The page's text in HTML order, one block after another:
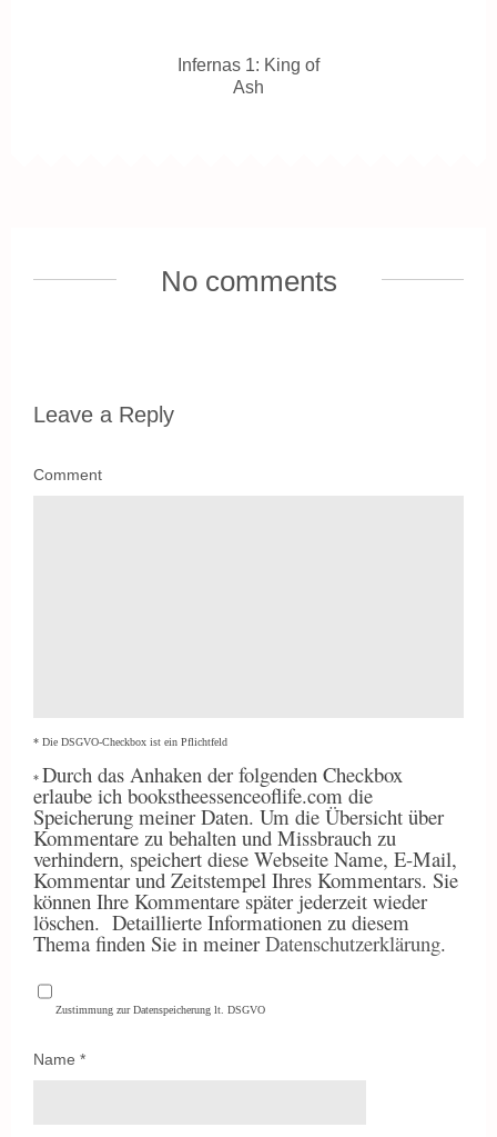
Infernas 1: King of
Ash
No comments
Leave a Reply
Comment
* Die DSGVO-Checkbox ist ein Pflichtfeld
* Durch das Anhaken der folgenden Checkbox
erlaube ich bookstheessenceoflife.com die
Speicherung meiner Daten. Um die Übersicht über
Kommentare zu behalten und Missbrauch zu
verhindern, speichert diese Webseite Name, E-Mail,
Kommentar und Zeitstempel Ihres Kommentars. Sie
können Ihre Kommentare später jederzeit wieder
löschen. Detaillierte Informationen zu diesem
Thema finden Sie in meiner Datenschutzerklärung.
Zustimmung zur Datenspeicherung lt. DSGVO
Name *